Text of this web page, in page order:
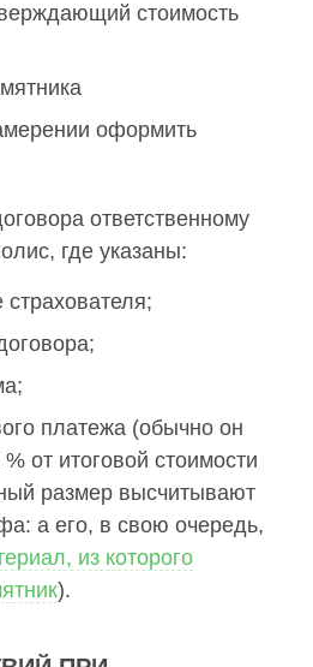
стоимость
оформить
ответственному
где указаны:
платежа (обычно он
от итоговой стоимости
размер высчитывают
а его, в свою очередь,
из которого
).